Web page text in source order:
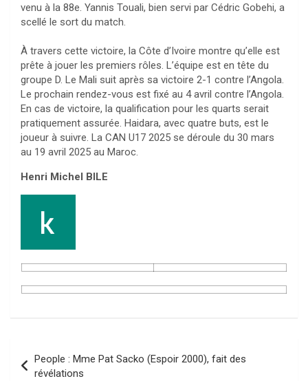
venu à la 88e. Yannis Touali, bien servi par Cédric Gobehi, a
scellé le sort du match.
À travers cette victoire, la Côte d’Ivoire montre qu’elle est
prête à jouer les premiers rôles. L’équipe est en tête du
groupe D. Le Mali suit après sa victoire 2-1 contre l’Angola.
Le prochain rendez-vous est fixé au 4 avril contre l’Angola.
En cas de victoire, la qualification pour les quarts serait
pratiquement assurée. Haidara, avec quatre buts, est le
joueur à suivre. La CAN U17 2025 se déroule du 30 mars
au 19 avril 2025 au Maroc.
Henri Michel BILE
de
People : Mme Pat Sacko (Espoir 2000), fait des
révélations